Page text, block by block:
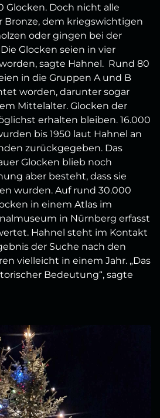
Glocken. Doch nicht alle
Bronze, dem kriegswichtigen
oder gingen bei der
Glocken seien in vier
sagte Hahnel. Rund 80
in die Gruppen A und B
worden, darunter sogar
Mittelalter. Glocken der
erhalten bleiben. 16.000
bis 1950 laut Hahnel an
zurückgegeben. Das
Glocken blieb noch
aber besteht, dass sie
wurden. Auf rund 30.000
in einem Atlas im
in Nürnberg erfasst
Hahnel steht im Kontakt
der Suche nach den
vielleicht in einem Jahr. „Das
Bedeutung“, sagte